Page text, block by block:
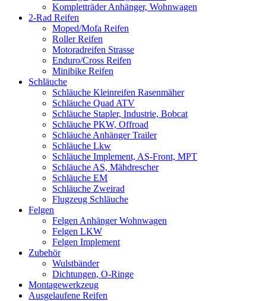
Kompletträder Anhänger, Wohnwagen
2-Rad Reifen
Moped/Mofa Reifen
Roller Reifen
Motoradreifen Strasse
Enduro/Cross Reifen
Minibike Reifen
Schläuche
Schläuche Kleinreifen Rasenmäher
Schläuche Quad ATV
Schläuche Stapler, Industrie, Bobcat
Schläuche PKW, Offroad
Schläuche Anhänger Trailer
Schläuche Lkw
Schläuche Implement, AS-Front, MPT
Schläuche AS, Mähdrescher
Schläuche EM
Schläuche Zweirad
Flugzeug Schläuche
Felgen
Felgen Anhänger Wohnwagen
Felgen LKW
Felgen Implement
Zubehör
Wulstbänder
Dichtungen, O-Ringe
Montagewerkzeug
Ausgelaufene Reifen